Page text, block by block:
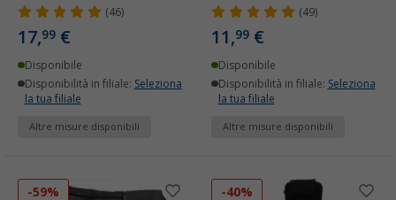
(46)
17,99 €
Disponibile
Disponibilità in filiale: Seleziona
la tua filiale
Altre misure disponibili
(49)
11,99 €
Disponibile
Disponibilità in filiale: Seleziona
la tua filiale
Altre misure disponibili
-59% -40%